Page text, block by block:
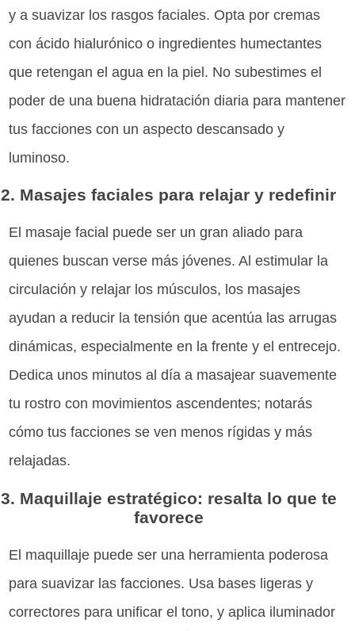
y a suavizar los rasgos faciales. Opta por cremas
con ácido hialurónico o ingredientes humectantes
que retengan el agua en la piel. No subestimes el
poder de una buena hidratación diaria para mantener
tus facciones con un aspecto descansado y
luminoso.
2. Masajes faciales para relajar y redefinir
El masaje facial puede ser un gran aliado para
quienes buscan verse más jóvenes. Al estimular la
circulación y relajar los músculos, los masajes
ayudan a reducir la tensión que acentúa las arrugas
dinámicas, especialmente en la frente y el entrecejo.
Dedica unos minutos al día a masajear suavemente
tu rostro con movimientos ascendentes; notarás
cómo tus facciones se ven menos rígidas y más
relajadas.
3. Maquillaje estratégico: resalta lo que te
favorece
El maquillaje puede ser una herramienta poderosa
para suavizar las facciones. Usa bases ligeras y
correctores para unificar el tono, y aplica iluminador